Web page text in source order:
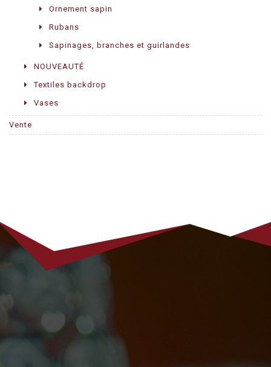
Ornement sapin
Rubans
Sapinages, branches et guirlandes
NOUVEAUTÉ
Textiles backdrop
Vases
Vente